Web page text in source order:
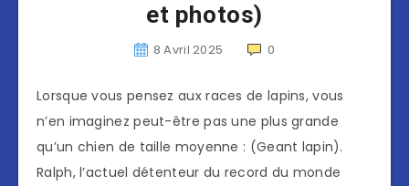
et photos)
8 Avril 2025 0
Lorsque vous pensez aux races de lapins, vous
n’en imaginez peut-être pas une plus grande
qu’un chien de taille moyenne : (Geant lapin).
Ralph, l’actuel détenteur du record du monde